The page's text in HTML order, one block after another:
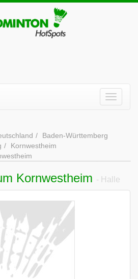
Baden-Württemberg
Kornwestheim
Kornwestheim - Halle